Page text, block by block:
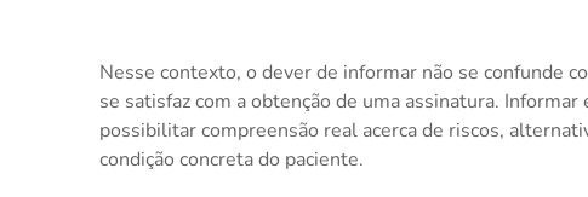
Nesse contexto, o dever de informar não se confunde
se satisfaz com a obtenção de uma assinatura.
possibilitar compreensão real acerca de riscos,
condição concreta do paciente.